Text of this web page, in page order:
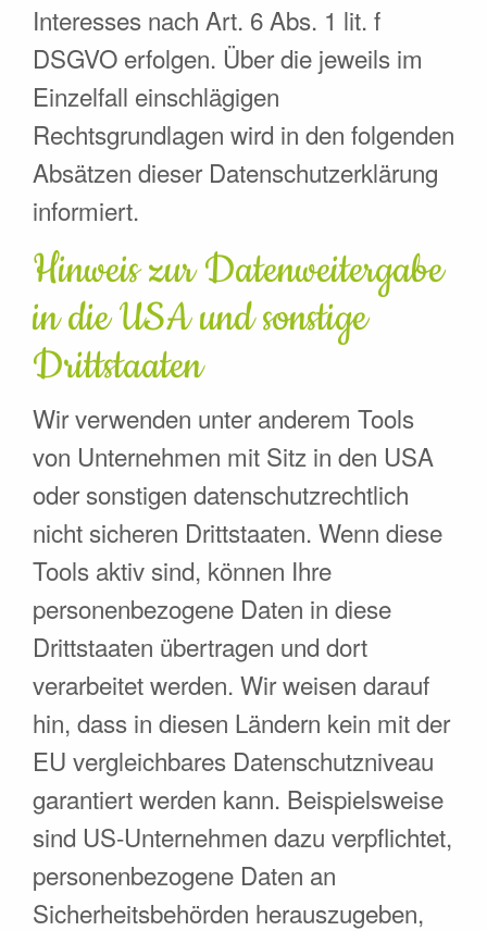
Interesses nach Art. 6 Abs. 1 lit. f
DSGVO erfolgen. Über die jeweils im
Einzelfall einschlägigen
Rechtsgrundlagen wird in den folgenden
Absätzen dieser Datenschutzerklärung
informiert.
Hinweis zur Datenweitergabe
in die USA und sonstige
Drittstaaten
Wir verwenden unter anderem Tools
von Unternehmen mit Sitz in den USA
oder sonstigen datenschutzrechtlich
nicht sicheren Drittstaaten. Wenn diese
Tools aktiv sind, können Ihre
personenbezogene Daten in diese
Drittstaaten übertragen und dort
verarbeitet werden. Wir weisen darauf
hin, dass in diesen Ländern kein mit der
EU vergleichbares Datenschutzniveau
garantiert werden kann. Beispielsweise
sind US-Unternehmen dazu verpflichtet,
personenbezogene Daten an
Sicherheitsbehörden herauszugeben,